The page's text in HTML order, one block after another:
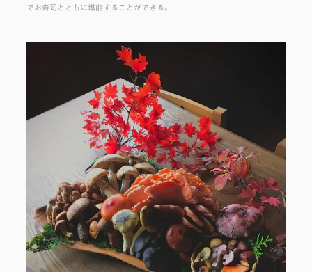
でお寿司とともに堪能することができる。